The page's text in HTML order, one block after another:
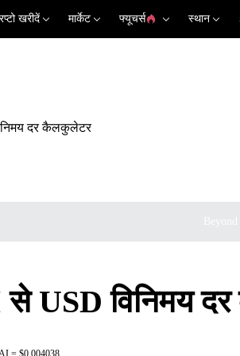
खरीदें मार्केट फ्यूचर्स स्थान
दर कैलकुलेटर
USD विनिमय
= $0.004038